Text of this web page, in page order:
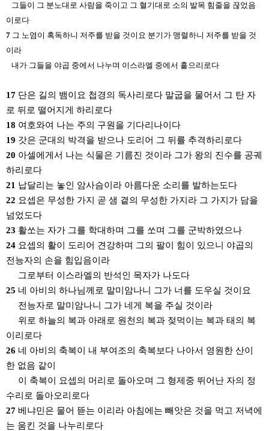
그들이 그 분노대로 사람을 죽이고 그 혈기대로 소의 발목 힘줄을 끊었음
이로다
7 그 노염이 혹독하니 저주를 받을 것이요 분기가 맹렬하니 저주를 받을 것
이라
내가 그들을 야곱 중에서 나누며 이스라엘 중에서 흩으리로다
17 단은 길의 뱀이요 첩경의 독사리로다 말굽을 물어서 그 탄 자
로 뒤로 떨어지게 하리로다
18 여호와여 나는 주의 구원을 기다리나이다
19 갓은 군대의 박격을 받으나 도리어 그 뒤를 추격하리로다
20 아셀에게서 나는 식물은 기름진 것이라 그가 왕의 진수를 공궤
하리로다
21 납달리는 놓인 암사슴이라 아름다운 소리를 발하는도다
22 요셉은 무성한 가지 곧 샘 곁의 무성한 가지라 그 가지가 담을
넘었도다
23 활쏘는 자가 그를 학대하며 그를 쏘며 그를 군박하였으나
24 요셉의 활이 도리어 견강하며 그의 팔이 힘이 있으니 야곱의
전능자의 손을 힘입음이라
그로부터 이스라엘의 반석인 목자가 나도다
25 네 아비의 하나님께로 말미암나니 그가 너를 도우실 것이요
전능자로 말미암나니 그가 네게 복을 주실 것이라
위로 하늘의 복과 아래로 원천의 복과 젖먹이는 복과 태의 복
이리로다
26 네 아비의 축복이 내 부여조의 축복보다 나아서 영원한 산이
한 없음 같이
이 축복이 요셉의 머리로 돌아오며 그 형제중 뛰어난 자의 정
수리로 돌아오리로다
27 베냐민은 물어 뜯는 이리라 아침에는 빼앗은 것을 먹고 저녁에
는 움킨 것을 나누리로다